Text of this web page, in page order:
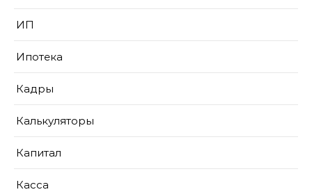
ИП
Ипотека
Кадры
Калькуляторы
Капитал
Касса